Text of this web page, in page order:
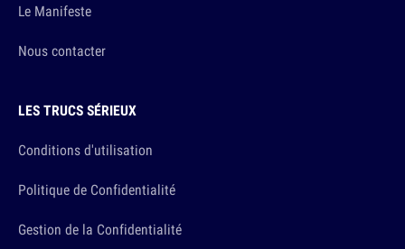
Le Manifeste
Nous contacter
LES TRUCS SÉRIEUX
Conditions d'utilisation
Politique de Confidentialité
Gestion de la Confidentialité